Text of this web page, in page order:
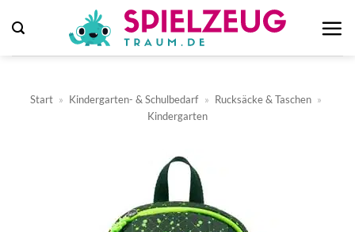
Inhalt
springen
Start » Kindergarten- & Schulbedarf » Rucksäcke & Taschen »
Kindergarten